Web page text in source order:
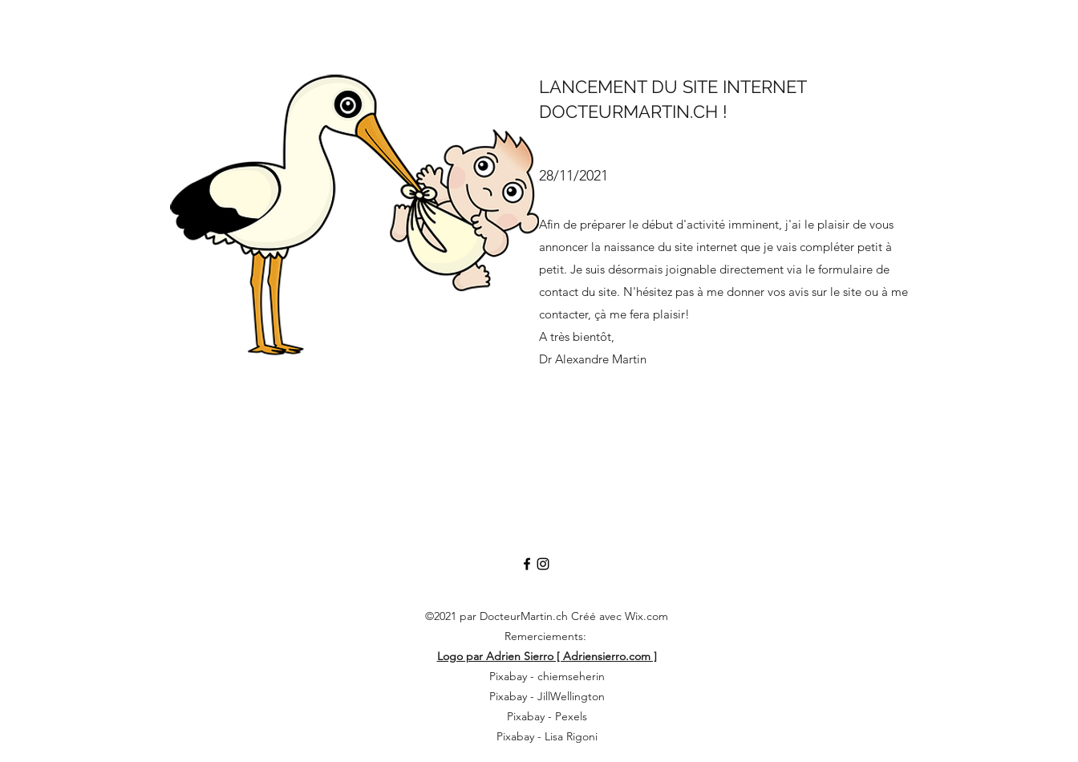
LANCEMENT DU SITE INTERNET
DOCTEURMARTIN.CH !
28/11/2021
Afin de préparer le début d'activité imminent, j'ai le plaisir de vous
annoncer la naissance du site internet que je vais compléter petit à
petit. Je suis désormais joignable directement via le formulaire de
contact du site. N'hésitez pas à me donner vos avis sur le site ou à me
contacter, çà me fera plaisir!
A très bientôt,
Dr Alexandre Martin
©2021 par DocteurMartin.ch Créé avec Wix.com
Remerciements:
Logo par Adrien Sierro [ Adriensierro.com ]
Pixabay - chiemseherin
Pixabay - JillWellington
Pixabay - Pexels
Pixabay - Lisa Rigoni